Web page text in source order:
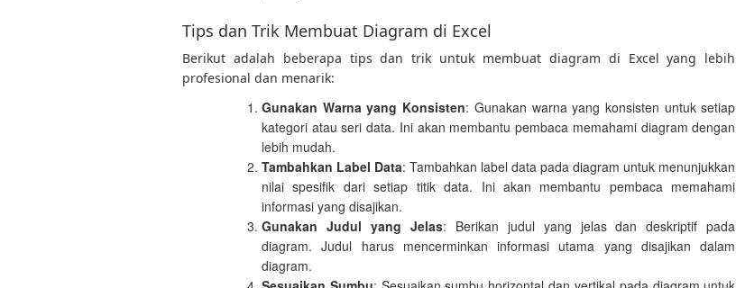
Tips dan Trik Membuat Diagram di Excel
Berikut adalah beberapa tips dan trik untuk membuat diagram di Excel yang lebih
profesional dan menarik:
Gunakan Warna yang Konsisten: Gunakan warna yang konsisten untuk setiap
kategori atau seri data. Ini akan membantu pembaca memahami diagram dengan
lebih mudah.
Tambahkan Label Data: Tambahkan label data pada diagram untuk menunjukkan
nilai spesifik dari setiap titik data. Ini akan membantu pembaca memahami
informasi yang disajikan.
Gunakan Judul yang Jelas: Berikan judul yang jelas dan deskriptif pada
diagram. Judul harus mencerminkan informasi utama yang disajikan dalam
diagram.